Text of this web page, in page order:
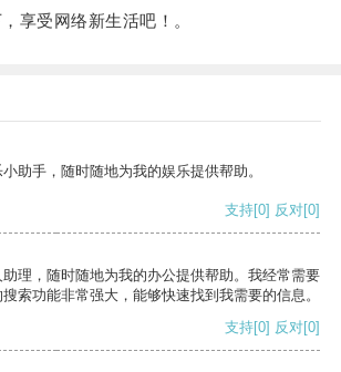
受网络新生活吧！。
助手，随时随地为我的娱乐提供帮助。
支持[0] 反对[0]
理，随时随地为我的办公提供帮助。我经常需要
索功能非常强大，能够快速找到我需要的信息。
支持[0] 反对[0]